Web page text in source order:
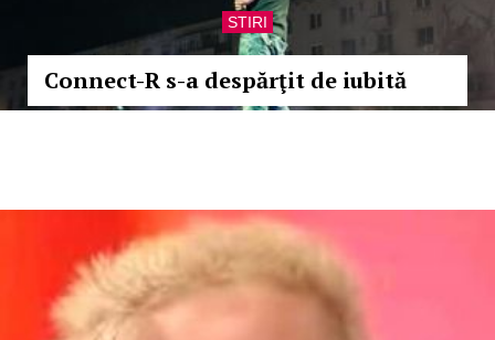
STIRI
Connect-R s-a despărţit de iubită